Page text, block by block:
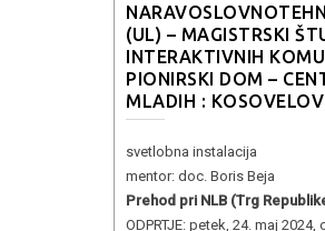
(UL) – MAGISTRSKI
INTERAKTIVNIH
PIONIRSKI DOM –
MLADIH :
svetlobna instalacija
mentor: doc. Boris Beja
Prehod pri NLB (Trg
ODPRTJE: petek, 24. maj 2024,